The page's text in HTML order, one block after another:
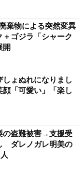
、脱がない仕事と
が好きで、自分で
も続けていきたいで
みたいな形態です
る方も増えたの
神保町の芳賀書店
セプションにはク
が大阪や北海道な
。１９日には川上
保町の書泉グラン
棄物による突然変異
ゴジラ「シャーク
開
ょぬれになりまし
「可愛い」「楽し
の盗難被害→支援受
ダレノガレ明美の